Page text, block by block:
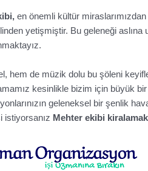
en önemli kültür
yetişmiştir. Bu geleneği
hem de müzik dolu bu şöleni
kesinlikle bizim için büyük
geleneksel bir şenlik
istiyorsanız Mehter ekibi kiralamak